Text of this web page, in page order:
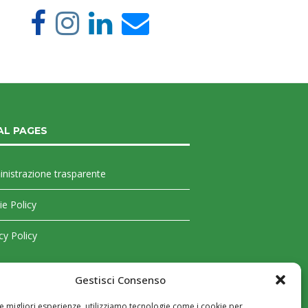
Gestisci Consenso
PAGES
trasparente
Policy
Policy